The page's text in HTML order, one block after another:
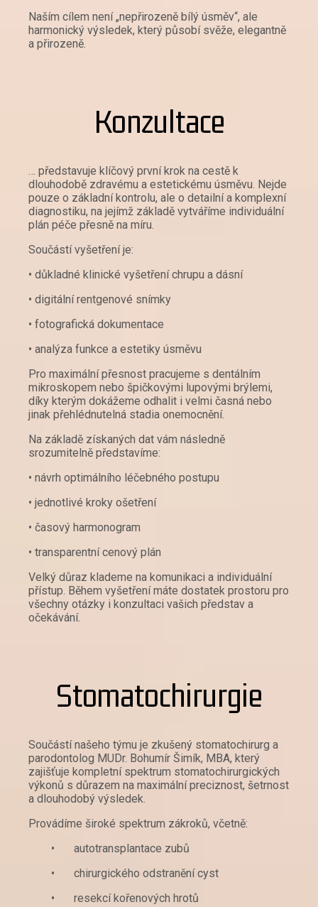
Naším cílem není „nepřirozeně bílý úsměv“, ale
harmonický výsledek, který působí svěže, elegantně
a přirozeně.
Konzultace
… představuje klíčový první krok na cestě k
dlouhodobě zdravému a estetickému úsměvu. Nejde
pouze o základní kontrolu, ale o detailní a komplexní
diagnostiku, na jejímž základě vytváříme individuální
plán péče přesně na míru.
Součástí vyšetření je:
• důkladné klinické vyšetření chrupu a dásní
• digitální rentgenové snímky
• fotografická dokumentace
• analýza funkce a estetiky úsměvu
Pro maximální přesnost pracujeme s dentálním
mikroskopem nebo špičkovými lupovými brýlemi,
díky kterým dokážeme odhalit i velmi časná nebo
jinak přehlédnutelná stadia onemocnění.
Na základě získaných dat vám následně
srozumitelně představíme:
• návrh optimálního léčebného postupu
• jednotlivé kroky ošetření
• časový harmonogram
• transparentní cenový plán
Velký důraz klademe na komunikaci a individuální
přístup. Během vyšetření máte dostatek prostoru pro
všechny otázky i konzultaci vašich představ a
očekávání.
Stomatochirurgie
Součástí našeho týmu je zkušený stomatochirurg a
parodontolog MUDr. Bohumír Šimík, MBA, který
zajišťuje kompletní spektrum stomatochirurgických
výkonů s důrazem na maximální preciznost, šetrnost
a dlouhodobý výsledek.
Provádíme široké spektrum zákroků, včetně:
•
autotransplantace zubů
•
chirurgického odstranění cyst
•
resekcí kořenových hrotů